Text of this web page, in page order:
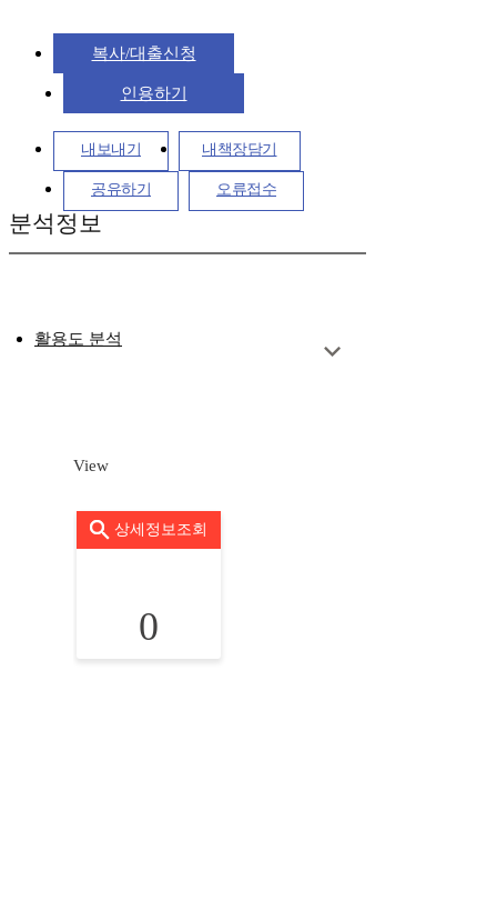
복사/대출신청
인용하기
내보내기 내책장담기
공유하기 오류접수
분석정보
활용도 분석
View
상세정보조회
0